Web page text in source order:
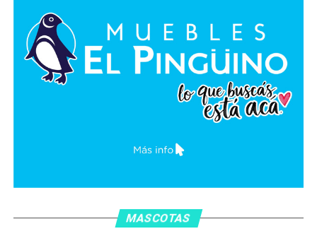
MASCOTAS